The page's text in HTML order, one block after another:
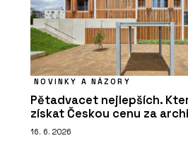
NOVINKY A NÁZORY
Pětadvacet nejlepších.
získat Českou cenu za
16. 6. 2026